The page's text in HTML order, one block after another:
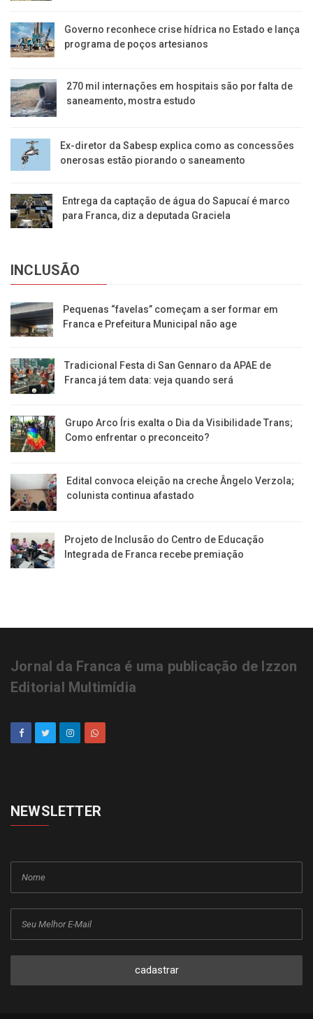
Governo reconhece crise hídrica no Estado e lança
programa de poços artesianos
270 mil internações em hospitais são por falta de
saneamento, mostra estudo
Ex-diretor da Sabesp explica como as concessões
onerosas estão piorando o saneamento
Entrega da captação de água do Sapucaí é marco
para Franca, diz a deputada Graciela
INCLUSÃO
Pequenas “favelas” começam a ser formar em
Franca e Prefeitura Municipal não age
Tradicional Festa di San Gennaro da APAE de
Franca já tem data: veja quando será
Grupo Arco Íris exalta o Dia da Visibilidade Trans;
Como enfrentar o preconceito?
Edital convoca eleição na creche Ângelo Verzola;
colunista continua afastado
Projeto de Inclusão do Centro de Educação
Integrada de Franca recebe premiação
Jornal da Franca é uma publicação de Izzon
Editorial Multimídia
NEWSLETTER
cadastrar